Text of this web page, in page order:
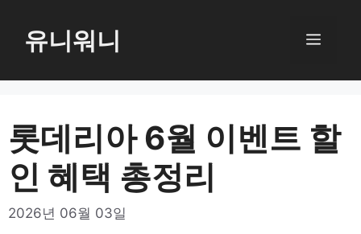
로
뛰
기
유니워니 메
롯데리아 6월 이벤트 할
인 혜택 총정리
2026년 06월 03일